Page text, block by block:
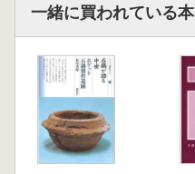
一緒に買われている本